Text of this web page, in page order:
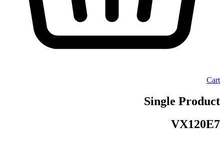
Cart
Single Product
VX120E7